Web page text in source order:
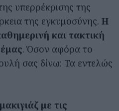
υπερρέκρισης της
της εγκυμοσύνης. Η
και τακτική
. Όσον αφόρα το
σας δίνω: Τα εντελώς
με τις